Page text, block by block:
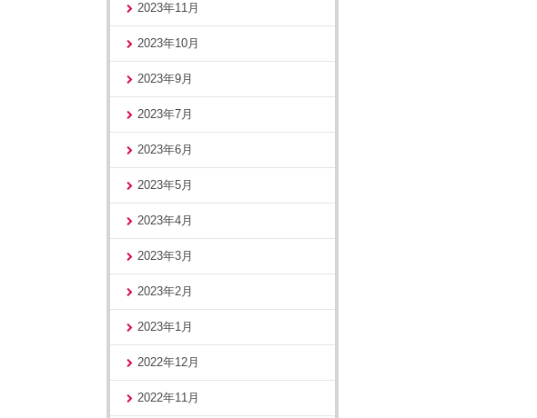
2023年11月
2023年10月
2023年9月
2023年7月
2023年6月
2023年5月
2023年4月
2023年3月
2023年2月
2023年1月
2022年12月
2022年11月